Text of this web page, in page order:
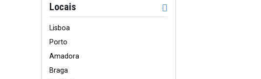
Locais
Lisboa
Porto
Amadora
Braga